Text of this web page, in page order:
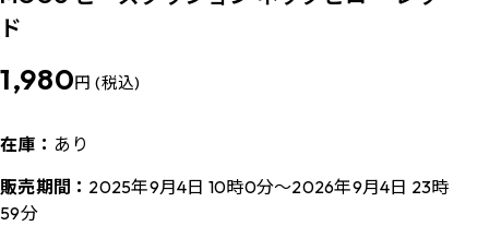
ド
1,980円 (税込)
在庫： あり
販売期間： 2025年9月4日 10時0分～2026年9月4日 23時
59分